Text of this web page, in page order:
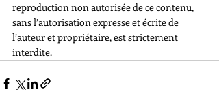
reproduction non autorisée de ce contenu,
sans l’autorisation expresse et écrite de
l’auteur et propriétaire, est strictement
interdite.